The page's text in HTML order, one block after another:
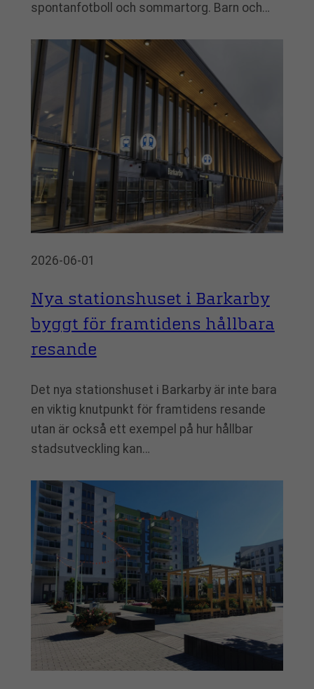
spontanfotboll och sommartorg. Barn och…
2026-06-01
Nya stationshuset i Barkarby
byggt för framtidens hållbara
resande
Det nya stationshuset i Barkarby är inte bara
en viktig knutpunkt för framtidens resande
utan är också ett exempel på hur hållbar
stadsutveckling kan…